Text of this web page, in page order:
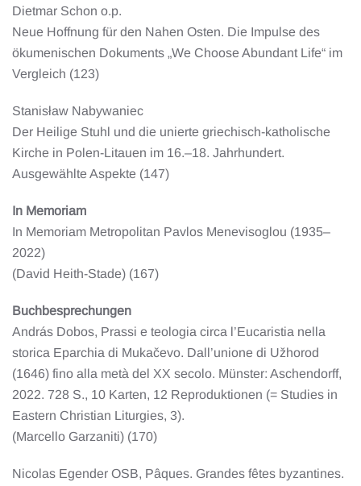
Dietmar Schon o.p.
Neue Hoffnung für den Nahen Osten. Die Impulse des
ökumenischen Dokuments „We Choose Abundant Life“ im
Vergleich (123)
Stanisław Nabywaniec
Der Heilige Stuhl und die unierte griechisch-katholische
Kirche in Polen-Litauen im 16.–18. Jahrhundert.
Ausgewählte Aspekte (147)
In Memoriam
In Memoriam Metropolitan Pavlos Menevisoglou (1935–
2022)
(David Heith-Stade) (167)
Buchbesprechungen
András Dobos, Prassi e teologia circa l’Eucaristia nella
storica Eparchia di Mukačevo. Dall’unione di Užhorod
(1646) fino alla metà del XX secolo. Münster: Aschendorff,
2022. 728 S., 10 Karten, 12 Reproduktionen (= Studies in
Eastern Christian Liturgies, 3).
(Marcello Garzaniti) (170)
Nicolas Egender OSB, Pâques. Grandes fêtes byzantines.